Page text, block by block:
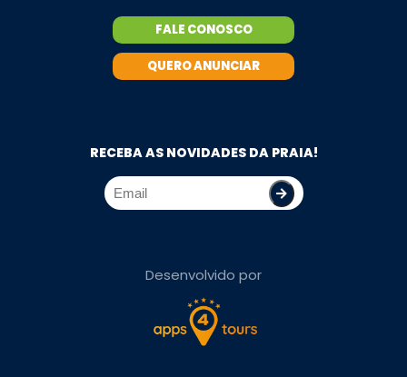
FALE CONOSCO
QUERO ANUNCIAR
RECEBA AS NOVIDADES DA PRAIA!
Desenvolvido por